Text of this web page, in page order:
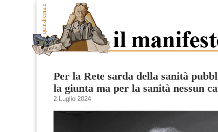
Per la Rete sarda della sanità
la giunta ma per la sanità nessun
2 Luglio 2024